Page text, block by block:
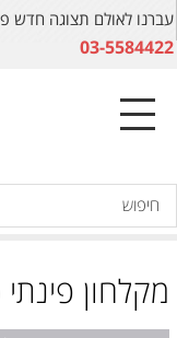
עברנו לאולם תצוגה חדש פליקס
03-5584422
מקלחון